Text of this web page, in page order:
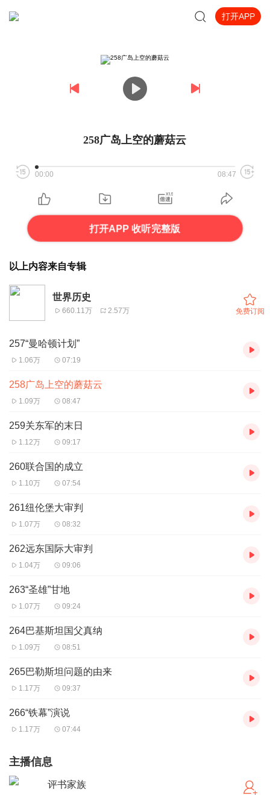
打开APP
258广岛上空的蘑菇云
00:00 08:47
打开APP 收听完整版
以上内容来自专辑
世界历史
660.11万 2.57万 免费订阅
257“曼哈顿计划”
1.06万 07:19
258广岛上空的蘑菇云
1.09万 08:47
259关东军的末日
1.12万 09:17
260联合国的成立
1.10万 07:54
261纽伦堡大审判
1.07万 08:32
262远东国际大审判
1.04万 09:06
263“圣雄”甘地
1.07万 09:24
264巴基斯坦国父真纳
1.09万 08:51
265巴勒斯坦问题的由来
1.17万 09:37
266“铁幕”演说
1.17万 07:44
主播信息
评书家族